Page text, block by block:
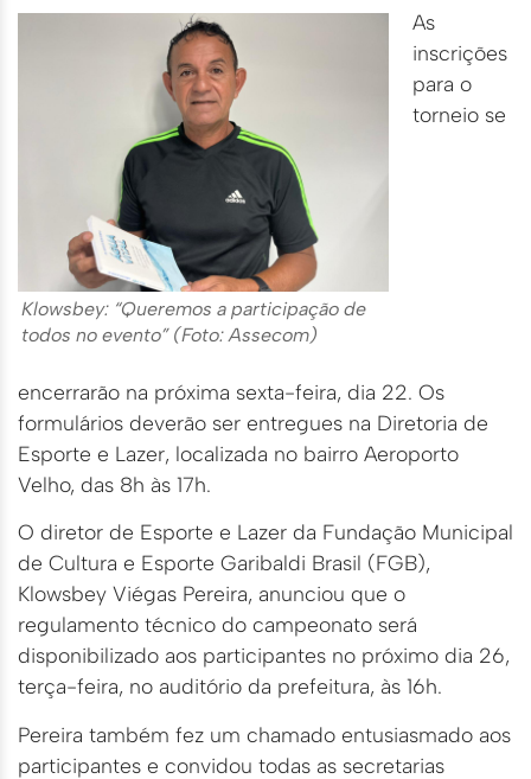
Klowsbey: “Queremos a participação de
todos no evento” (Foto: Assecom)
As
inscrições
para o
torneio se
encerrarão na próxima sexta-feira, dia 22. Os
formulários deverão ser entregues na Diretoria de
Esporte e Lazer, localizada no bairro Aeroporto
Velho, das 8h às 17h.
O diretor de Esporte e Lazer da Fundação Municipal
de Cultura e Esporte Garibaldi Brasil (FGB),
Klowsbey Viégas Pereira, anunciou que o
regulamento técnico do campeonato será
disponibilizado aos participantes no próximo dia 26,
terça-feira, no auditório da prefeitura, às 16h.
Pereira também fez um chamado entusiasmado aos
participantes e convidou todas as secretarias